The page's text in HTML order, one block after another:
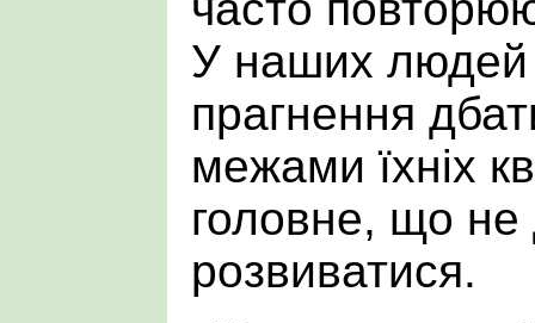
У наших людей
прагнення
межами їхніх
головне, що не
розвиватися.